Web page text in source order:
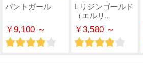
パントガール
￥9,100 ～
L-リジンゴールド
（エルリ..
￥3,580 ～